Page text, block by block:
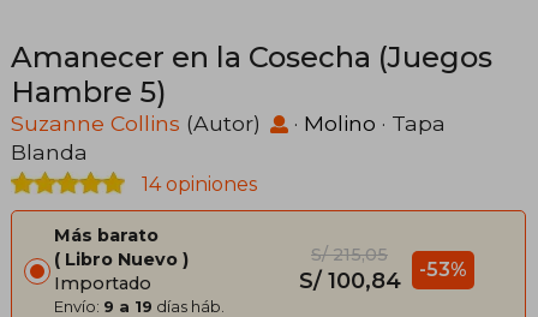
Amanecer en la Cosecha (Juegos
Hambre 5)
Suzanne Collins (Autor) · Molino · Tapa
Blanda
14 opiniones
Más barato
Libro Nuevo
Importado
Envío: 9 a 19 días háb.
S/ 215,05
S/ 100,84 -53%